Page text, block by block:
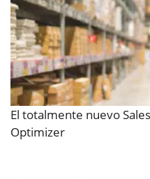
El totalmente nuevo
Optimizer